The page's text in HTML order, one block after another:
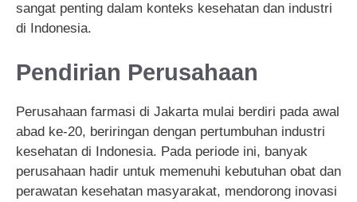
sangat penting dalam konteks kesehatan dan industri
di Indonesia.
Pendirian Perusahaan
Perusahaan farmasi di Jakarta mulai berdiri pada awal
abad ke-20, beriringan dengan pertumbuhan industri
kesehatan di Indonesia. Pada periode ini, banyak
perusahaan hadir untuk memenuhi kebutuhan obat dan
perawatan kesehatan masyarakat, mendorong inovasi